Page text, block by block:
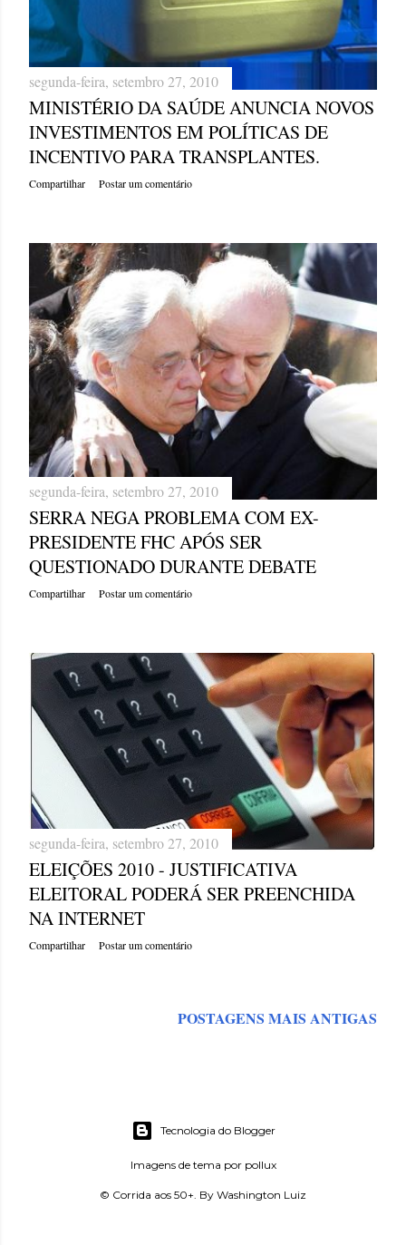
segunda-feira, setembro 27, 2010
MINISTÉRIO DA SAÚDE ANUNCIA NOVOS
INVESTIMENTOS EM POLÍTICAS DE
INCENTIVO PARA TRANSPLANTES.
Compartilhar Postar um comentário
segunda-feira, setembro 27, 2010
SERRA NEGA PROBLEMA COM EX-
PRESIDENTE FHC APÓS SER
QUESTIONADO DURANTE DEBATE
Compartilhar Postar um comentário
segunda-feira, setembro 27, 2010
ELEIÇÕES 2010 - JUSTIFICATIVA
ELEITORAL PODERÁ SER PREENCHIDA
NA INTERNET
Compartilhar Postar um comentário
POSTAGENS MAIS ANTIGAS
Tecnologia do Blogger
Imagens de tema por pollux
© Corrida aos 50+. By Washington Luiz